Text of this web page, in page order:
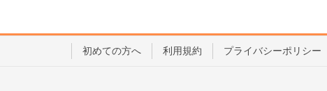
初めての方へ 利用規約 プライバシーポリシー